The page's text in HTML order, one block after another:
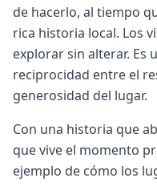
de hacerlo, al tiempo
rica historia local. Los
explorar sin alterar. Es
reciprocidad entre el
generosidad del lugar.
Con una historia que
que vive el momento
ejemplo de cómo los